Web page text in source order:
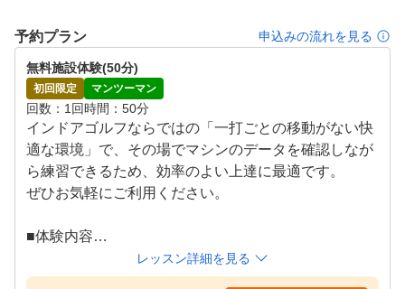
予約プラン 申込みの流れを見る
無料施設体験(50分)
初回限定 マンツーマン
回数 1回時間 50分
インドアゴルフならではの「一打ごとの移動がない快
適な環境」で、その場でマシンのデータを確認しなが
ら練習できるため、効率のよい上達に最適です。
ぜひお気軽にご利用ください。
■体験内容
トラックマン等のマシンの操作説明をいたします。
レッスン詳細を見る